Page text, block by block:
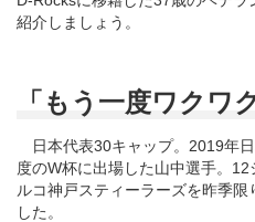
紹介しましょう。
「もう一度ワクワ
日本代表30キャップ。2019年
度のW杯に出場した山中選手。
ルコ神戸スティーラーズを昨季
した。